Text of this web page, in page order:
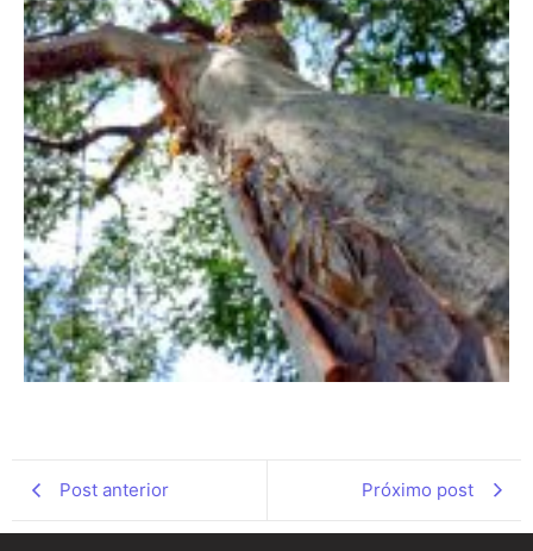
Post anterior Próximo post